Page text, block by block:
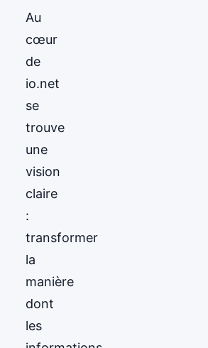
Au
cœur
de
io.net
se
trouve
une
vision
claire
:
transformer
la
manière
dont
les